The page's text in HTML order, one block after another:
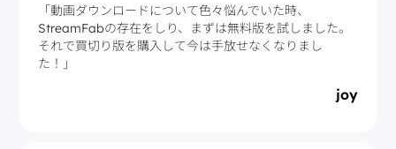
「動画ダウンロードについて色々悩んでいた時、
StreamFabの存在をしり、まずは無料版を試しました。
それで買切り版を購入して今は手放せなくなりまし
た！」
joy